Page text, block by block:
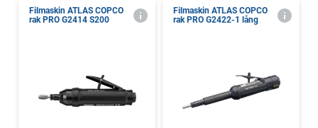
Filmaskin ATLAS COPCO
rak PRO G2414 S200
Filmaskin ATLAS COPCO
rak PRO G2422-1 lång